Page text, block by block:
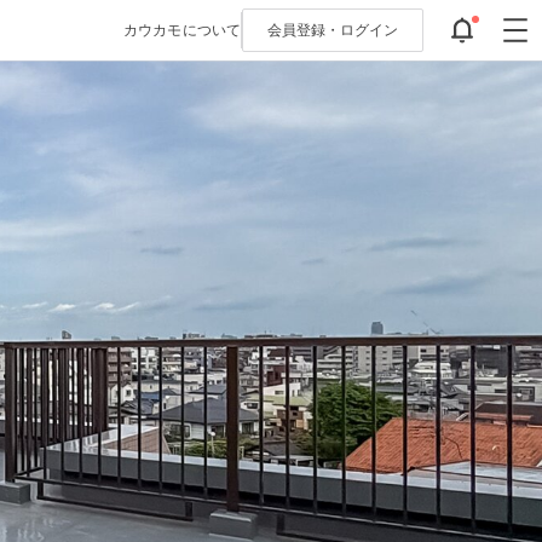
カウカモについて 会員登録・ ログイン